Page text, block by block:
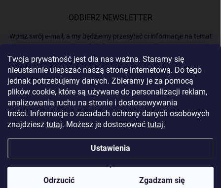
Twoja prywatność jest dla nas ważna. Staramy się
nieustannie ulepszać naszą stronę internetową. Do tego
jednak potrzebujemy danych. Zbieramy je za pomocą
plików cookie, które są używane do personalizacji reklam,
analizowania ruchu na stronie i dostosowywania
treści. Informacje o zasadach ochrony danych osobowych
znajdziesz tutaj. Możesz je dostosować tutaj.
Ustawienia
Odrzucić Zgadzam się
ODBIERZ NEWSLETTER
Wpisz swój e-mail, a my będziemy przesyłać ci informacje na temat
nowych produktów na naszym e-shop.
E-MAIL
Podając e-mail, akceptujeszpolitykę prywatności.
Zaloguj się
Copyright 2026BERGAM. Wszystkie prawa zastrzeżone.Edytuj ustawienia